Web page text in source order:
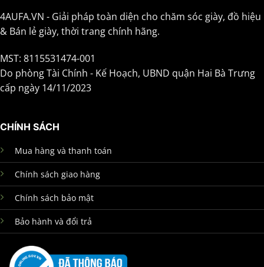
4AUFA.VN - Giải pháp toàn diện cho chăm sóc giày, đồ hiệu
& Bán lẻ giày, thời trang chính hãng.
MST: 8115531474-001
Do phòng Tài Chính - Kế Hoạch, UBND quận Hai Bà Trưng
cấp ngày 14/11/2023
CHÍNH SÁCH
Mua hàng và thanh toán
Chính sách giao hàng
Chính sách bảo mật
Bảo hành và đổi trả